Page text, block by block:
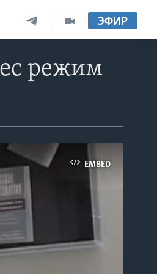
ЭФИР
режим
EMBED